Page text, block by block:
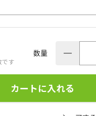
です
数量
カートに入れる